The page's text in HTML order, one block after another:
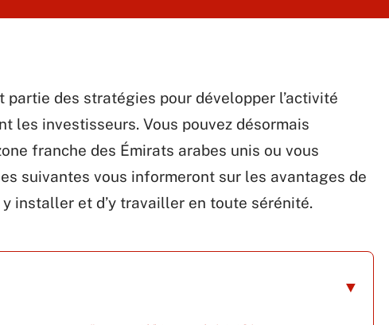
partie des stratégies pour développer l’activité
les investisseurs. Vous pouvez désormais
franche des Émirats arabes unis ou vous
suivantes vous informeront sur les avantages de
installer et d’y travailler en toute sérénité.